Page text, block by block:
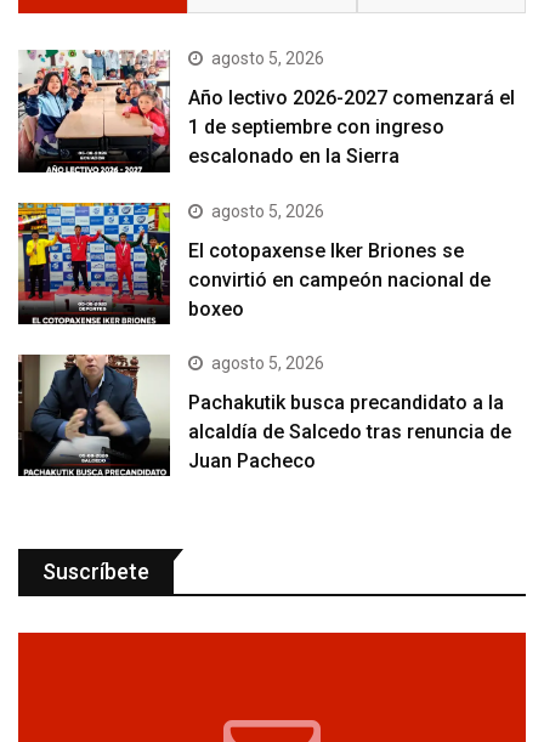
agosto 5, 2026
Año lectivo 2026-2027 comenzará el
1 de septiembre con ingreso
escalonado en la Sierra
agosto 5, 2026
El cotopaxense Iker Briones se
convirtió en campeón nacional de
boxeo
agosto 5, 2026
Pachakutik busca precandidato a la
alcaldía de Salcedo tras renuncia de
Juan Pacheco
Suscríbete